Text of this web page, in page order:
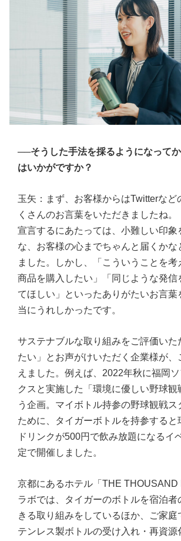
──そうした手法を採るようになって
はいかがですか？
玉矢：まず、お客様からはTwitterなど
くさんのお言葉をいただきましたね。
宣言するにあたっては、小難しい印象
な、お客様の心までちゃんと届くかな
ました。しかし、「こういうことを考
商品を購入したい」「同じような発信
てほしい」といったありがたいお言葉
当にうれしかったです。
サステナブルな取り組みをご評価いた
たい」とお声がけいただく企業様が、
えました。例えば、2022年秋に福岡
クスと実施した「環境に優しい野球観
う企画。マイボトル持参の野球観戦ス
ために、タイガーボトルを持参すると
ドリンクが500円で飲み放題になるイ
定で開催しました。
京都にあるホテル「THE THOUSAND
ラボでは、タイガーのボトルを宿泊者
きる取り組みをしているほか、ご家庭
テンレス製ボトルの受け入れ・再資源